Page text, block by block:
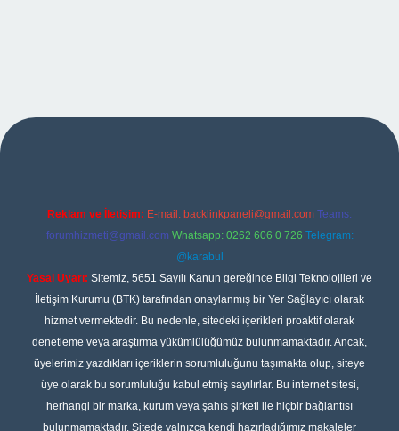
Reklam ve İletişim: E-mail: backlinkpaneli@gmail.com Teams:
forumhizmeti@gmail.com Whatsapp: 0262 606 0 726 Telegram:
@karabul
Yasal Uyarı: Sitemiz, 5651 Sayılı Kanun gereğince Bilgi Teknolojileri ve
İletişim Kurumu (BTK) tarafından onaylanmış bir Yer Sağlayıcı olarak
hizmet vermektedir. Bu nedenle, sitedeki içerikleri proaktif olarak
denetleme veya araştırma yükümlülüğümüz bulunmamaktadır. Ancak,
üyelerimiz yazdıkları içeriklerin sorumluluğunu taşımakta olup, siteye
üye olarak bu sorumluluğu kabul etmiş sayılırlar. Bu internet sitesi,
herhangi bir marka, kurum veya şahıs şirketi ile hiçbir bağlantısı
bulunmamaktadır. Sitede yalnızca kendi hazırladığımız makaleler